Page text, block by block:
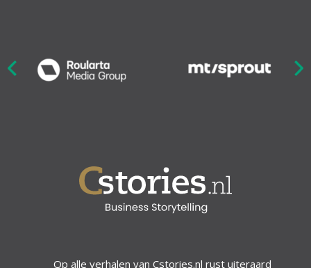
Op alle verhalen van Cstories.nl rust uiteraard